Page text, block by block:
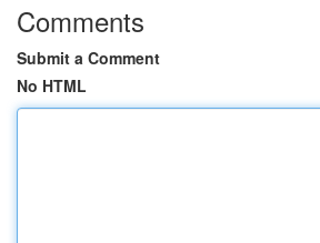
Comments
Submit a Comment
No HTML